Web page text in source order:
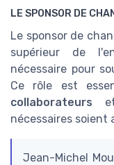
LE SPONSOR DE
Le sponsor de
supérieur de
nécessaire pour
Ce rôle est
collaborateurs
nécessaires soient
Jean-Michel